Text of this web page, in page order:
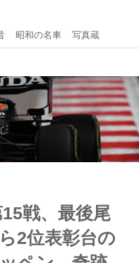
昭和の名車 写真蔵
戦、最後尾
2位表彰台の